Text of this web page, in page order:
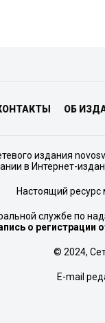
ОБ
издания
в Интернет-
Настоящий
службе по
о регистрации
© 2024,
E-mail